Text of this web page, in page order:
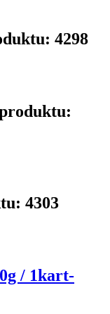
4298
4303
/ 1kart-